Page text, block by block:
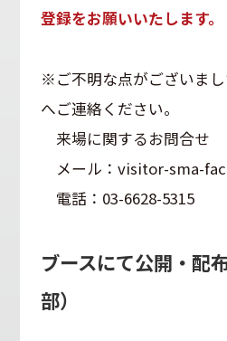
登録をお願いいたします。
※ご不明な点がございま
へご連絡ください。
来場に関するお問合せ
メール：visitor-sma-
電話：03-6628-5315
ブースにて公開・配
部）